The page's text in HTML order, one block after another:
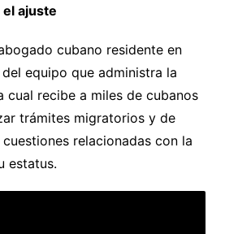
el ajuste
cubano residente en
equipo que administra la
cual recibe a miles de cubanos
trámites migratorios y de
relacionadas con la
estatus.